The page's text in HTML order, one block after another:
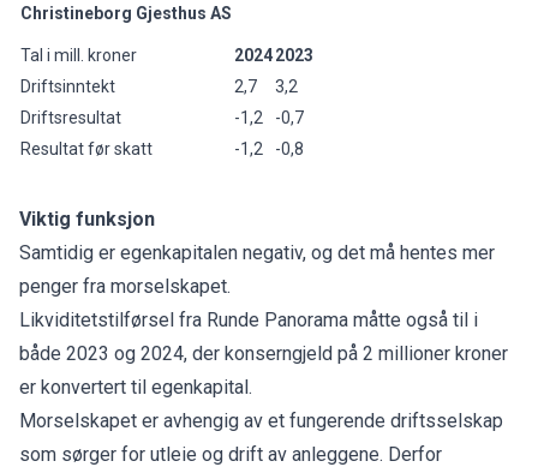
Christineborg Gjesthus AS
Tal i mill. kroner 20242023
Driftsinntekt
2,7
3,2
Driftsresultat
-1,2
-0,7
Resultat før skatt
-1,2 -0,8
Viktig funksjon
Samtidig er egenkapitalen negativ, og det må hentes mer
penger fra morselskapet.
Likviditetstilførsel fra Runde Panorama måtte også til i
både 2023 og 2024, der konserngjeld på 2 millioner kroner
er konvertert til egenkapital.
Morselskapet er avhengig av et fungerende driftsselskap
som sørger for utleie og drift av anleggene. Derfor